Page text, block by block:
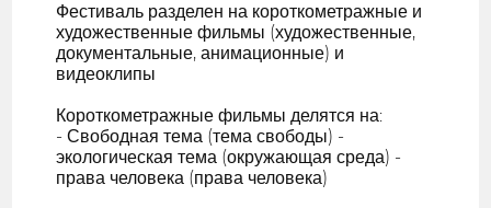
Фестиваль разделен на короткометражные и
художественные фильмы (художественные,
документальные, анимационные) и
видеоклипы
Короткометражные фильмы делятся на:
- Свободная тема (тема свободы) -
экологическая тема (окружающая среда) -
права человека (права человека)